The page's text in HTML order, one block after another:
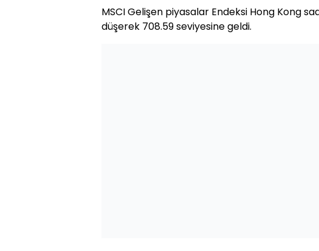
MSCI Gelişen piyasalar Endeksi Hong Kong
düşerek 708.59 seviyesine geldi.